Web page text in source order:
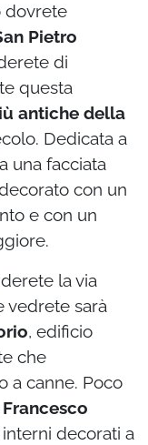
dovrete
Pietro
di
questa
antiche della
Dedicata a
una facciata
con un
e con un
la via
vedrete sarà
, edificio
che
a canne. Poco
decorati a